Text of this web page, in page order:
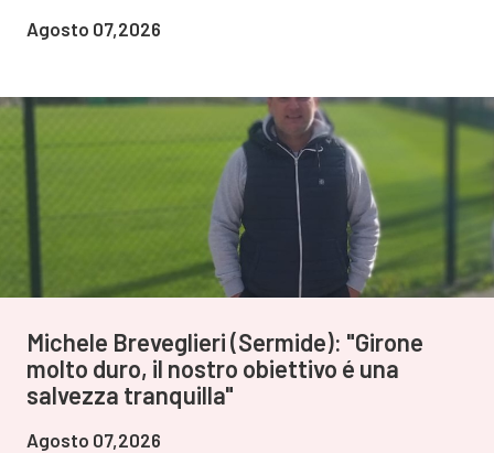
Agosto 07,2026
Michele Breveglieri (Sermide): "Girone
molto duro, il nostro obiettivo é una
salvezza tranquilla"
Agosto 07,2026